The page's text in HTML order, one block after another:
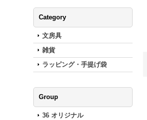
Category
文房具
雑貨
ラッピング・手提げ袋
Group
36 オリジナル